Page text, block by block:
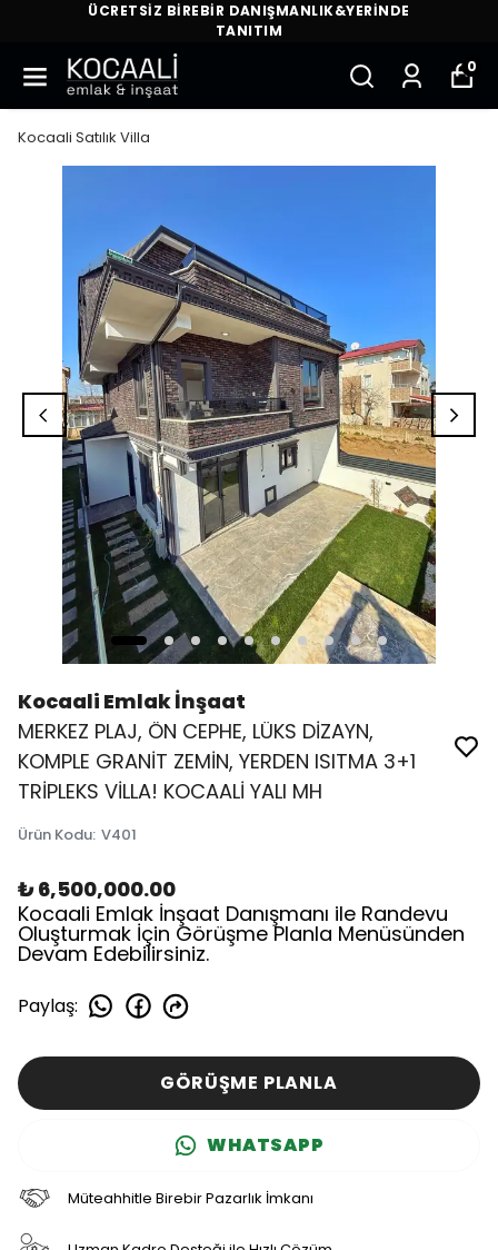
ÜCRETSİZ BİREBİR DANIŞMANLIK&YERİNDE
TANITIM
0
Kocaali Satılık Villa
Kocaali Emlak İnşaat
MERKEZ PLAJ, ÖN CEPHE, LÜKS DİZAYN,
KOMPLE GRANİT ZEMİN, YERDEN ISITMA 3+1
TRİPLEKS VİLLA! KOCAALİ YALI MH
Ürün Kodu: V401
₺ 6,500,000.00
Kocaali Emlak İnşaat Danışmanı ile Randevu
Oluşturmak İçin Görüşme Planla Menüsünden
Devam Edebilirsiniz.
Paylaş:
GÖRÜŞME PLANLA
WHATSAPP
Müteahhitle Birebir Pazarlık İmkanı